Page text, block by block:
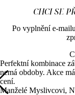
CHCI SE
Po vyplnění e-
Perfektní kombinace
nemá obdoby. Akce
cení.
Manželé Myslivcovi,